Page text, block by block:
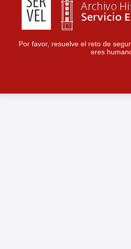
Por favor, resuelve el reto de
eres